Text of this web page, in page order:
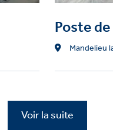
Poste
Location
Mandelieu
Voir la suite